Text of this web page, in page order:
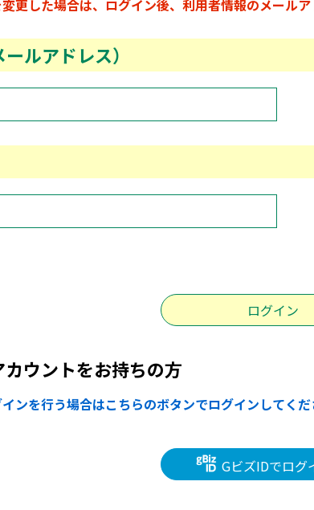
更した場合は、ログイン後、利用者情報のメールア
ルアドレス）
ウントをお持ちの方
ンを行う場合はこちらのボタンでログインしてくだ
GビズIDでログ